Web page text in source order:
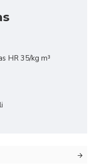
HR 35/kg m³